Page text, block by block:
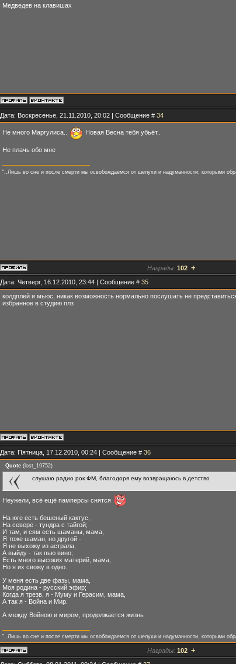
Медведев на клавишах
Дата: Воскресенье, 21.11.2010, 20:02 | Сообщение # 34
Не много Маргулиса.. Новая Весна тебя убьёт..
Не плачь обо мне
"..Лишь во сне и после смерти мы освобождаемся от шелухи и надуманности, которыми
Награды: 102 +
Дата: Четверг, 16.12.2010, 23:44 | Сообщение # 35
колдплей и мьюс, никак возможность нормально послушать не
избранное в студию плз
Дата: Пятница, 17.12.2010, 00:24 | Сообщение # 36
Quote(lost_19752)
слушаю радио рок ФМ, благодоря ему возвращаюсь в детство
Неужели, всё ещё памперсы снятся
На юге есть бешеный кактус,
На севере - тундра с тайгой;
И там, и сям есть шаманы, мама,
Я тоже шаман, но другой -
Я не выхожу из астрала,
А выйду - так пью вино;
Есть много высоких материй, мама,
Но я их свожу в одно.
У меня есть две фазы, мама,
Моя родина - русский эфир;
Когда я трезв, я - Муму и Герасим, мама,
А так я - Война и Мир.
А между Войною и миром, продолжается жизнь
"..Лишь во сне и после смерти мы освобождаемся от шелухи и надуманности, которыми
Награды: 102 +